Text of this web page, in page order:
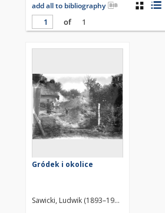
add all to bibliography
of
1
Gródek i okolice
Sawicki, Ludwik (1893–1972)